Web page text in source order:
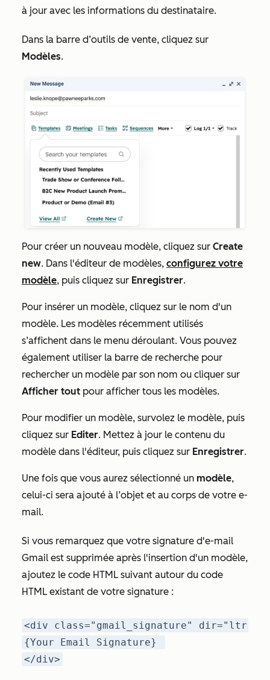
à jour avec les informations du destinataire.
Dans la barre d’outils de vente, cliquez sur
Modèles.
Pour créer un nouveau modèle, cliquez sur Create
new. Dans l'éditeur de modèles, configurez votre
modèle, puis cliquez sur Enregistrer.
Pour insérer un modèle, cliquez sur le nom d'un
modèle. Les modèles récemment utilisés
s’affichent dans le menu déroulant. Vous pouvez
également utiliser la barre de recherche pour
rechercher un modèle par son nom ou cliquer sur
Afficher tout pour afficher tous les modèles.
Pour modifier un modèle, survolez le modèle, puis
cliquez sur Editer. Mettez à jour le contenu du
modèle dans l'éditeur, puis cliquez sur Enregistrer.
Une fois que vous aurez sélectionné un modèle,
celui-ci sera ajouté à l’objet et au corps de votre e-
mail.
Si vous remarquez que votre signature d'e-mail
Gmail est supprimée après l'insertion d'un modèle,
ajoutez le code HTML suivant autour du code
HTML existant de votre signature :
<div class="gmail_signature" dir="ltr">
{Your Email Signature}
</div>